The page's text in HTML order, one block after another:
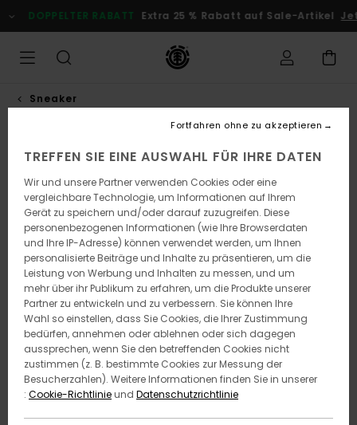
zur
Produktinformation
DOPPELTER RABATT Extra 25 % Rabatt auf Sale-Artikel
Sneaker
TREFFEN SIE EINE AUSWAHL FÜR IHRE DATEN
Wir und unsere Partner verwenden Cookies oder eine
vergleichbare Technologie, um Informationen auf Ihrem
Gerät zu speichern und/oder darauf zuzugreifen. Diese
personenbezogenen Informationen (wie Ihre Browserdaten
und Ihre IP-Adresse) können verwendet werden, um Ihnen
personalisierte Beiträge und Inhalte zu präsentieren, um die
Leistung von Werbung und Inhalten zu messen, und um
mehr über ihr Publikum zu erfahren, um die Produkte unserer
Partner zu entwickeln und zu verbessern. Sie können Ihre
Wahl so einstellen, dass Sie Cookies, die Ihrer Zustimmung
bedürfen, annehmen oder ablehnen oder sich dagegen
aussprechen, wenn Sie den betreffenden Cookies nicht
zustimmen (z. B. bestimmte Cookies zur Messung der
Besucherzahlen). Weitere Informationen finden Sie in unserer
: Cookie-Richtlinieund Datenschutzrichtlinie
Fortfahren ohne zu akzeptieren